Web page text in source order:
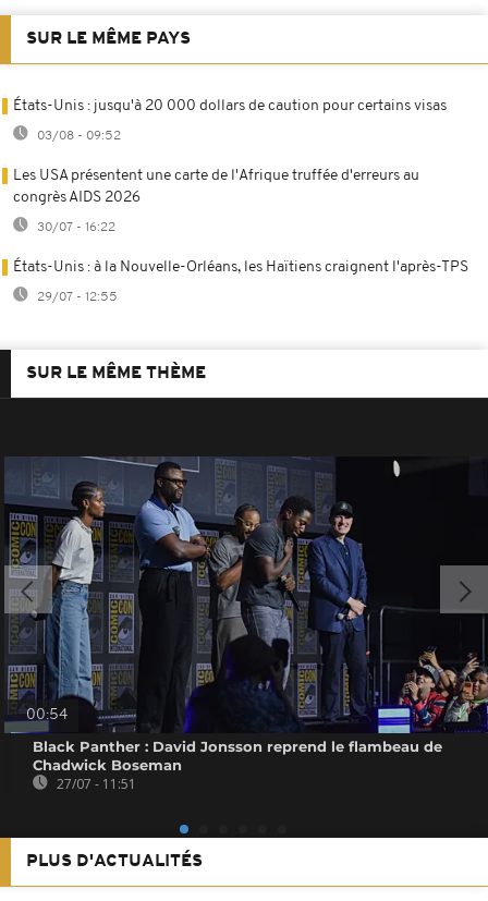
SUR LE MÊME PAYS
États-Unis : jusqu'à 20 000 dollars de caution pour certains visas
03/08 - 09:52
Les USA présentent une carte de l'Afrique truffée d'erreurs au
congrès AIDS 2026
30/07 - 16:22
États-Unis : à la Nouvelle-Orléans, les Haïtiens craignent l'après-TPS
29/07 - 12:55
SUR LE MÊME THÈME
00:54
Black Panther : David Jonsson reprend le flambeau de
Chadwick Boseman
27/07 - 11:51
PLUS D'ACTUALITÉS